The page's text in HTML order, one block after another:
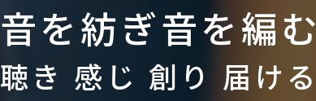
音を紡ぎ音を編む
聴き 感じ 創り 届ける